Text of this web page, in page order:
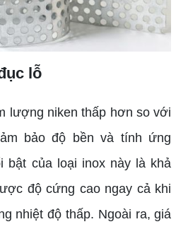
lỗ
lượng niken thấp hơn so với
bảo độ bền và tính ứng
bật của loại inox này là khả
độ cứng cao ngay cả khi
nhiệt độ thấp. Ngoài ra, giá